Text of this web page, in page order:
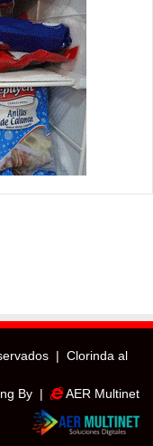
| Clorinda al
By |
AER Multinet